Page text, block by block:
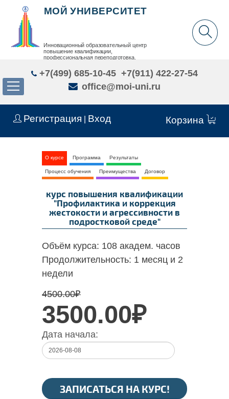
Регистрация Вход Корзина
МОЙ УНИВЕРСИТЕТ
Инновационный образовательный центр
повышение квалификации,
профессиональная переподготовка,
+7(499) 685-10-45 +7(911) 422-27-54
office@moi-uni.ru
О курсе Программа Результаты
Процесс обучения Преимущества Договор
курс повышения квалификации
"Профилактика и коррекция
жестокости и агрессивности в
подростковой среде"
Объём курса: 108 академ. часов
Продолжительность: 1 месяц и 2
недели
4500.00₽
3500.00₽
Дата начала:
ЗАПИСАТЬСЯ НА КУРС!